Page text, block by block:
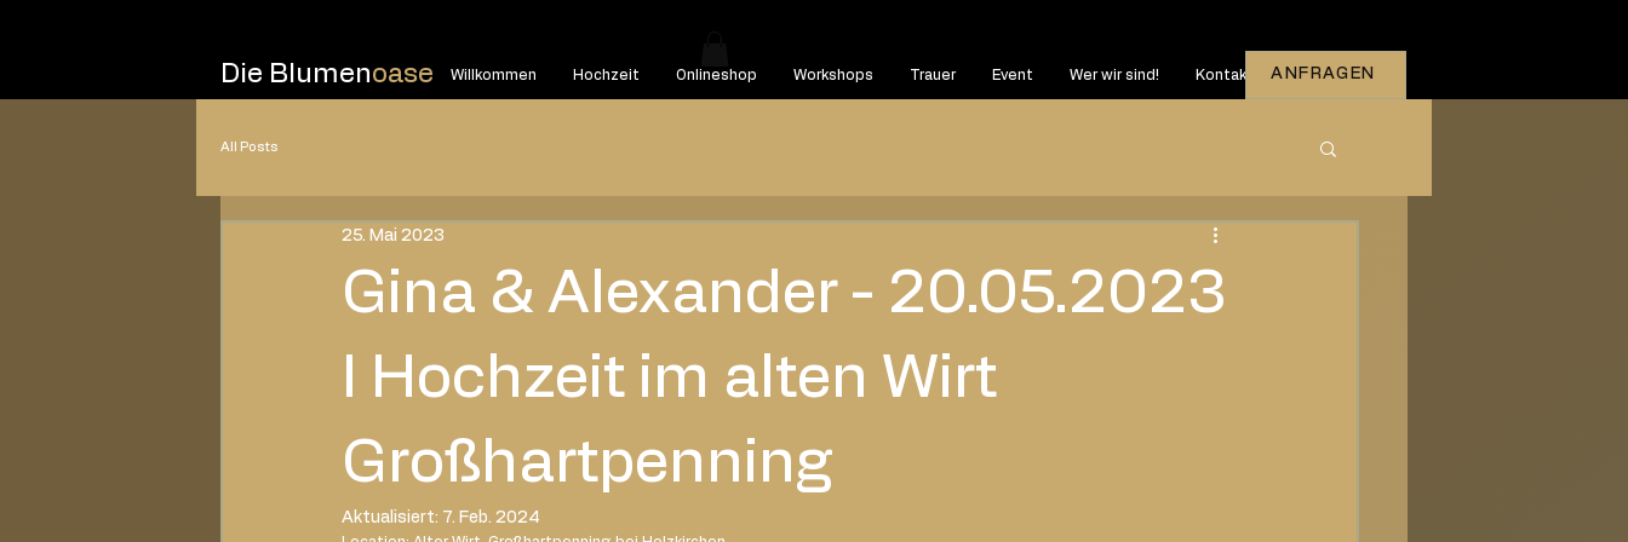
Die Blumenoase Willkommen Hochzeit Onlineshop Workshops Trauer Event Wer wir sind! Kontakt ANFRAGEN
All Posts
Gina & Alexander - 20.05.2023
I Hochzeit im alten Wirt
Großhartpenning
25. Mai 2023
Aktualisiert: 7. Feb. 2024